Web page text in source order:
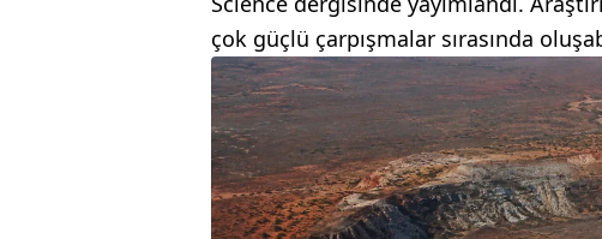
çok güçlü çarpışmalar sırasında